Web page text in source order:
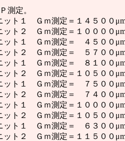
測定。
ット１ Ｇｍ測定＝１４５００
ｍ測定＝１００００
ット１ Ｇｍ測定＝ ４５００
Ｇｍ測定＝ ５７００μmho
ット１ Ｇｍ測定＝ ８１００
ｍ測定＝１０５００
ット１ Ｇｍ測定＝ ７５００
Ｇｍ測定＝ ７４００μmho
ット１ Ｇｍ測定＝１００００
ｍ測定＝１０５００
ット１ Ｇｍ測定＝ ６３００
ｍ測定＝１１５００